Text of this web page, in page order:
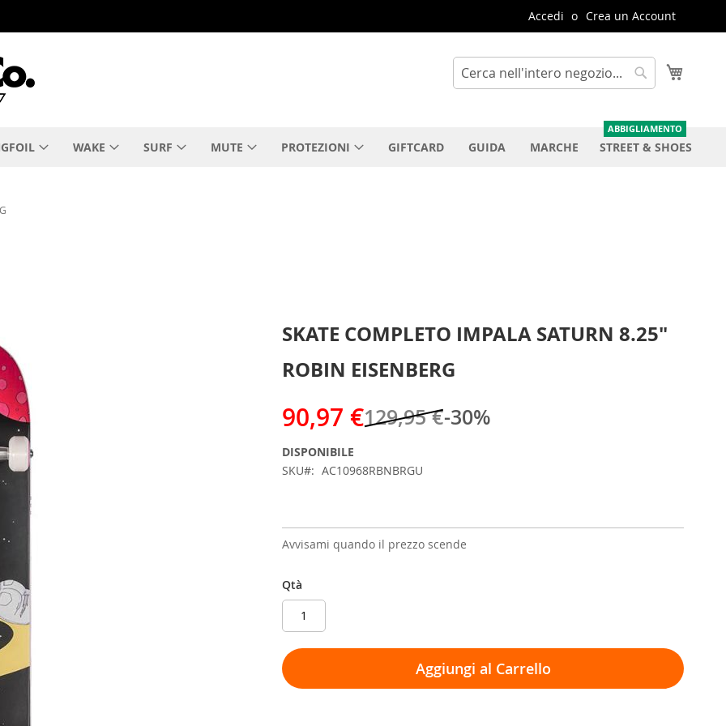
Accedi Crea un Account
Cerca
WAKE SURF MUTE PROTEZIONI GIFTCARD GUIDA MARCHE STREET & SHOES
SKATE COMPLETO IMPALA SATURN 8.25"
ROBIN EISENBERG
90,97 €129,95 €-30%
DISPONIBILE
SKU
AC10968RBNBRGU
Avvisami quando il prezzo scende
Qtà
Aggiungi al Carrello